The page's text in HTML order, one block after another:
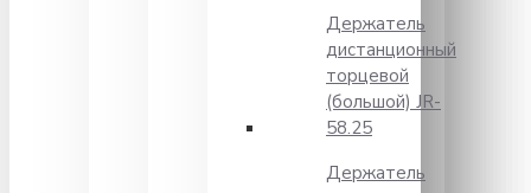
Держатель
дистанционный
торцевой
(большой) JR-
58.25
Держатель